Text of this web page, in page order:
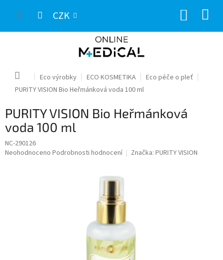
CZK
Domů Eco výrobky ECO KOSMETIKA
Eco péče o pleť
PURITY VISION Bio Heřmánková voda 100 ml
PURITY VISION Bio Heřmánková
voda 100 ml
NC-290126
Průměrné
Neohodnoceno Podrobnosti hodnocení Značka: PURITY VISION